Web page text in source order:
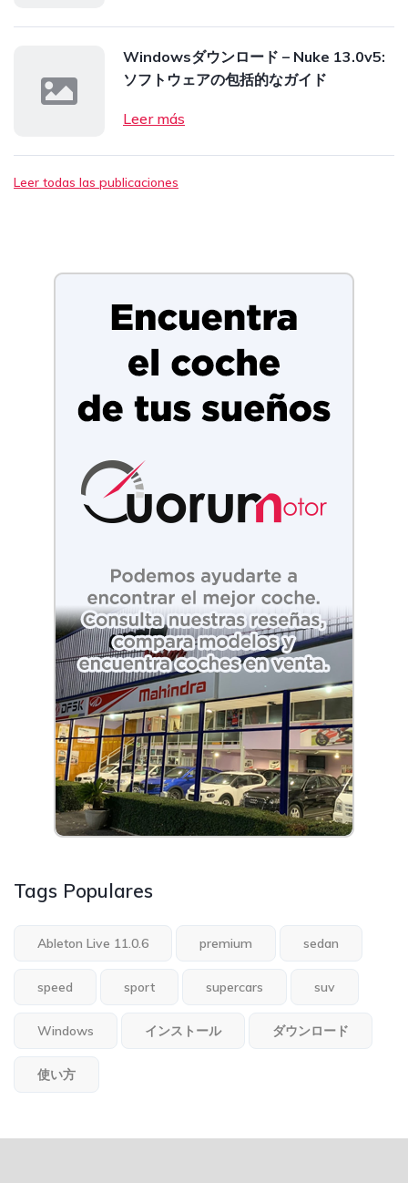
Windowsダウンロード – Nuke 13.0v5:
ソフトウェアの包括的なガイド
Leer más
Leer todas las publicaciones
Tags Populares
Ableton Live 11.0.6 premium sedan
speed sport supercars suv
Windows インストール ダウンロード
使い方